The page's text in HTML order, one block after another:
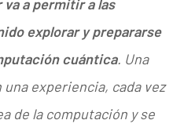
a permitir a las
explorar y prepararse
cuántica. Una
experiencia, cada vez
de la computación y se